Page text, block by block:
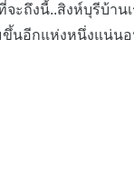
ะถึงนี้..สิงห์บุรีบ้าน
ขึ้นอีกแห่งหนึ่งแน่นอ